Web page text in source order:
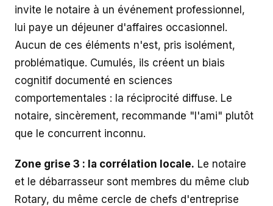
invite le notaire à un événement professionnel,
lui paye un déjeuner d'affaires occasionnel.
Aucun de ces éléments n'est, pris isolément,
problématique. Cumulés, ils créent un biais
cognitif documenté en sciences
comportementales : la réciprocité diffuse. Le
notaire, sincèrement, recommande "l'ami" plutôt
que le concurrent inconnu.
Zone grise 3 : la corrélation locale. Le notaire
et le débarrasseur sont membres du même club
Rotary, du même cercle de chefs d'entreprise